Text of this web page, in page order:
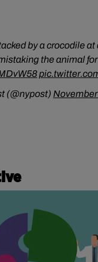
by a crocodile
the animal
(@nypost)